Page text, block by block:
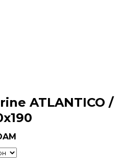
ATLANTICO /